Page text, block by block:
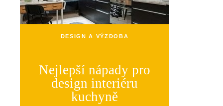
DESIGN A VÝZDOBA
Nejlepší nápady pro
design interiéru
kuchyně